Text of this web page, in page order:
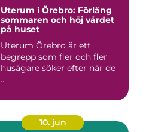
Uterum i Örebro: Förläng
sommaren och höj värdet
på huset
Uterum Örebro är ett
begrepp som fler och fler
husägare söker efter när de
...
10. jun